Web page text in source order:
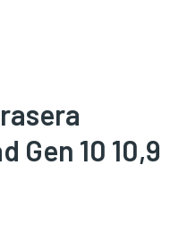
Gen 10 10,9